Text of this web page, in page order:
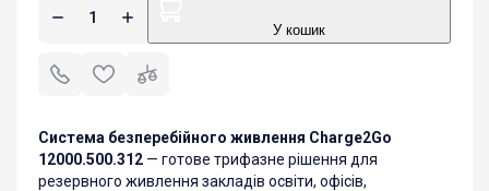
У кошик
Система безперебійного живлення Charge2Go
12000.500.312 — готове трифазне рішення для
резервного живлення закладів освіти, офісів,